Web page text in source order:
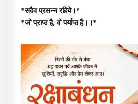
*सदैव प्रसन्न रहिये।*
*जो प्राप्त है, वो पर्याप्त है।।*